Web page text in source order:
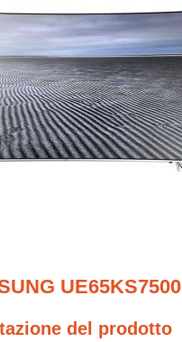
UE65KS7500
del prodotto